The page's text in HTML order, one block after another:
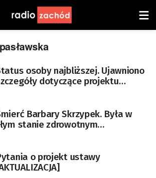
osoby najbliższej. Ujawniono
dotyczące projektu
Barbary Skrzypek. Była w
stanie zdrowotnym
o projekt ustawy